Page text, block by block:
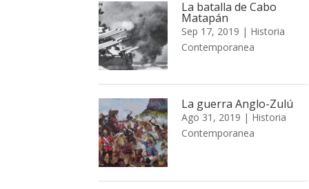
La batalla de Cabo
Matapán
Sep 17, 2019 | Historia
Contemporanea
La guerra Anglo-Zulú
Ago 31, 2019 | Historia
Contemporanea